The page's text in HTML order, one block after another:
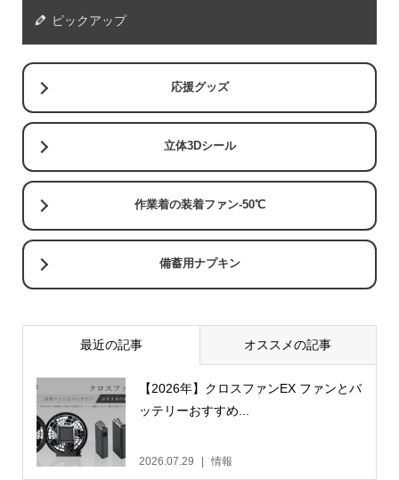
ピックアップ
応援グッズ
立体3Dシール
作業着の装着ファン-50℃
備蓄用ナプキン
最近の記事 オススメの記事
【2026年】クロスファンEX ファンとバ
ッテリーおすすめ...
2026.07.29 情報